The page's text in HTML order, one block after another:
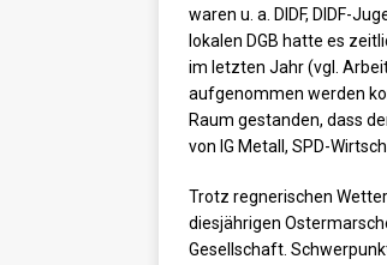
waren u. a. DIDF, DIDF-
lokalen DGB hatte es
im letzten Jahr (vgl.
aufgenommen werden
Raum gestanden, dass
von IG Metall, SPD-
Trotz regnerischen
diesjährigen
Gesellschaft.